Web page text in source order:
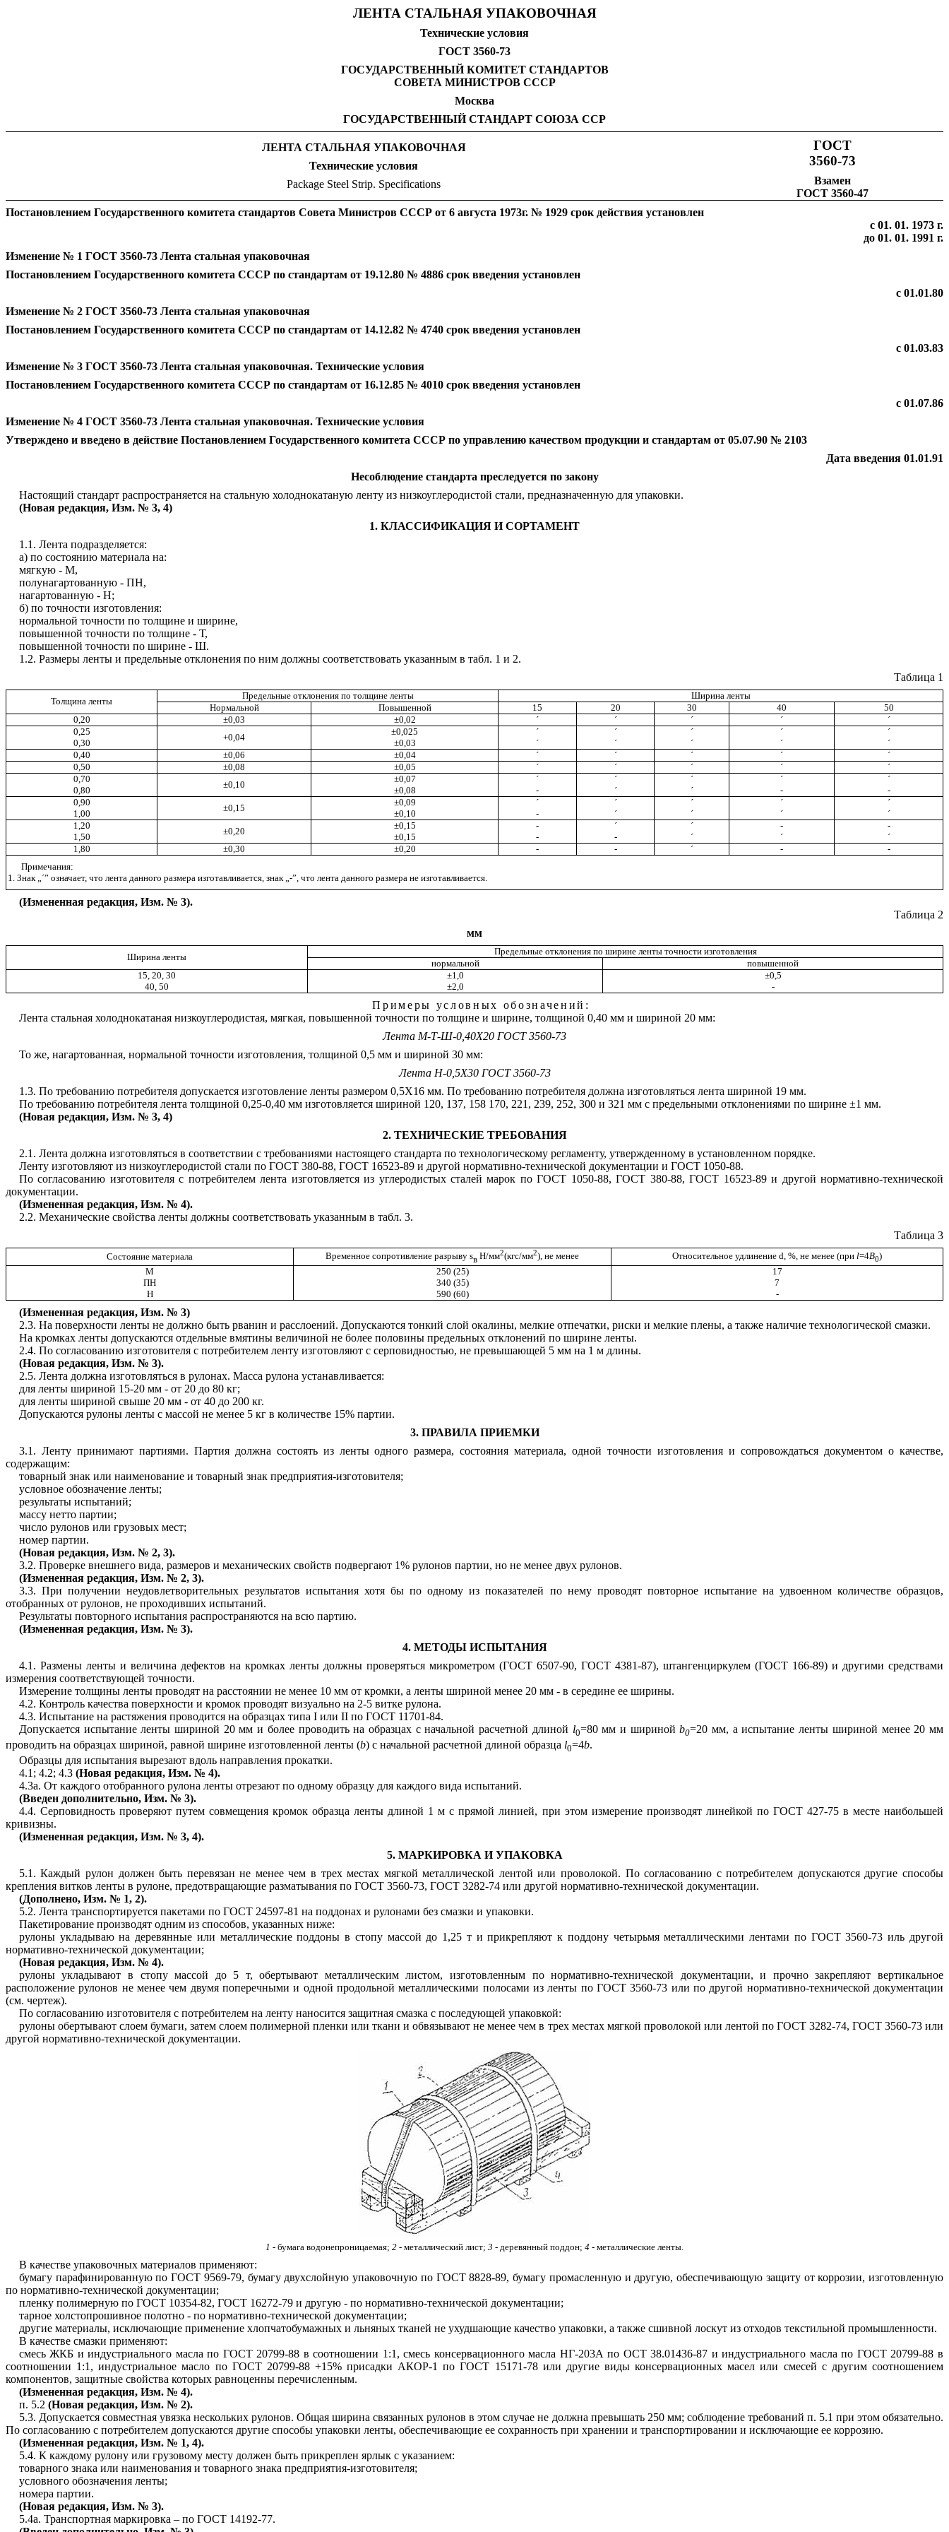
ЛЕНТА СТАЛЬНАЯ УПАКОВОЧНАЯ
Технические условия
ГОСТ 3560-73
ГОСУДАРСТВЕННЫЙ КОМИТЕТ СТАНДАРТОВ
СОВЕТА МИНИСТРОВ СССР
Москва
ГОСУДАРСТВЕННЫЙ СТАНДАРТ СОЮЗА ССР
ЛЕНТА СТАЛЬНАЯ УПАКОВОЧНАЯ
Технические условия
Package Steel Strip. Specifications
ГОСТ
3560-73
Взамен
ГОСТ 3560-47
Постановлением Государственного комитета стандартов Совета Министров СССР от 6 августа 1973г. № 1929 срок действия установлен
с 01. 01. 1973 г.
до 01. 01. 1991 г.
Изменение № 1 ГОСТ 3560-73 Лента стальная упаковочная
Постановлением Государственного комитета СССР по стандартам от 19.12.80 № 4886 срок введения установлен
с 01.01.80
Изменение № 2 ГОСТ 3560-73 Лента стальная упаковочная
Постановлением Государственного комитета СССР по стандартам от 14.12.82 № 4740 срок введения установлен
с 01.03.83
Изменение № 3 ГОСТ 3560-73 Лента стальная упаковочная. Технические условия
Постановлением Государственного комитета СССР по стандартам от 16.12.85 № 4010 срок введения установлен
с 01.07.86
Изменение № 4 ГОСТ 3560-73 Лента стальная упаковочная. Технические условия
Утверждено и введено в действие Постановлением Государственного комитета СССР по управлению качеством продукции и стандартам от 05.07.90 № 2103
Дата введения 01.01.91
Несоблюдение стандарта преследуется по закону
Настоящий стандарт распространяется на стальную холоднокатаную ленту из низкоуглеродистой стали, предназначенную для упаковки.
(Новая редакция, Изм. № 3, 4)
1. КЛАССИФИКАЦИЯ И СОРТАМЕНТ
1.1. Лента подразделяется:
а) по состоянию материала на:
мягкую - М,
полунагартованную - ПН,
нагартованную - Н;
б) по точности изготовления:
нормальной точности по толщине и ширине,
повышенной точности по толщине - Т,
повышенной точности по ширине - Ш.
1.2. Размеры ленты и предельные отклонения по ним должны соответствовать указанным в табл. 1 и 2.
Таблица 1
Толщина ленты
Предельные отклонения по толщине ленты
Ширина ленты
Нормальной
Повышенной 15 20 30 40
50
0,20
±0,03 ±0,02 ´ ´ ´ ´
´
0,25
+0,04
±0,025 ´ ´ ´ ´
´
0,30
±0,03 ´ ´ ´ ´
´
0,40
±0,06 ±0,04 ´ ´ ´ ´
´
0,50
±0,08 ±0,05 ´ ´ ´ ´
´
0,70
±0,10
±0,07 ´ ´ ´ ´
´
0,80
±0,08 - ´ ´ -
-
0,90
±0,15
±0,09 ´ ´ ´ ´
´
1,00
±0,10 - ´ ´ ´
´
1,20
±0,20
±0,15 - ´ ´ -
-
1,50
±0,15 - - ´ ´
´
1,80
±0,30 ±0,20 - - ´ -
-
Примечания:
1. Знак „´” означает, что лента данного размера изготавливается, знак „-”, что лента данного размера не изготавливается.
(Измененная редакция, Изм. № 3).
Таблица 2
мм
Ширина ленты
Предельные отклонения по ширине ленты точности изготовления
нормальной
повышенной
15, 20, 30
±1,0
±0,5
40, 50
±2,0 -
Примеры условных обозначений:
Лента стальная холоднокатаная низкоуглеродистая, мягкая, повышенной точности по толщине и ширине, толщиной 0,40 мм и шириной 20 мм:
Лента М-Т-Ш-0,40Х20 ГОСТ 3560-73
То же, нагартованная, нормальной точности изготовления, толщиной 0,5 мм и шириной 30 мм:
Лента Н-0,5Х30 ГОСТ 3560-73
1.3. По требованию потребителя допускается изготовление ленты размером 0,5Х16 мм. По требованию потребителя должна изготовляться лента шириной 19 мм.
По требованию потребителя лента толщиной 0,25-0,40 мм изготовляется шириной 120, 137, 158 170, 221, 239, 252, 300 и 321 мм с предельными отклонениями по ширине ±1 мм.
(Новая редакция, Изм. № 3, 4)
2. ТЕХНИЧЕСКИЕ ТРЕБОВАНИЯ
2.1. Лента должна изготовляться в соответствии с требованиями настоящего стандарта по технологическому регламенту, утвержденному в установленном порядке.
Ленту изготовляют из низкоуглеродистой стали по ГОСТ 380-88, ГОСТ 16523-89 и другой нормативно-технической документации и ГОСТ 1050-88.
По согласованию изготовителя с потребителем лента изготовляется из углеродистых сталей марок по ГОСТ 1050-88, ГОСТ 380-88, ГОСТ 16523-89 и другой нормативно-технической
документации.
(Измененная редакция, Изм. № 4).
2.2. Механические свойства ленты должны соответствовать указанным в табл. 3.
Таблица 3
Состояние материала Временное сопротивление разрыву sв Н/мм2(кгс/мм2), не менее Относительное удлинение d, %, не менее (при l=4В0)
М
250 (25)
17
ПН
340 (35)
7
Н
590 (60) -
(Измененная редакция, Изм. № 3)
2.3. На поверхности ленты не должно быть рванин и расслоений. Допускаются тонкий слой окалины, мелкие отпечатки, риски и мелкие плены, а также наличие технологической смазки.
На кромках ленты допускаются отдельные вмятины величиной не более половины предельных отклонений по ширине ленты.
2.4. По согласованию изготовителя с потребителем ленту изготовляют с серповидностью, не превышающей 5 мм на 1 м длины.
(Новая редакция, Изм. № 3).
2.5. Лента должна изготовляться в рулонах. Масса рулона устанавливается:
для ленты шириной 15-20 мм - от 20 до 80 кг;
для ленты шириной свыше 20 мм - от 40 до 200 кг.
Допускаются рулоны ленты с массой не менее 5 кг в количестве 15% партии.
3. ПРАВИЛА ПРИЕМКИ
3.1. Ленту принимают партиями. Партия должна состоять из ленты одного размера, состояния материала, одной точности изготовления и сопровождаться документом о качестве,
содержащим:
товарный знак или наименование и товарный знак предприятия-изготовителя;
условное обозначение ленты;
результаты испытаний;
массу нетто партии;
число рулонов или грузовых мест;
номер партии.
(Новая редакция, Изм. № 2, 3).
3.2. Проверке внешнего вида, размеров и механических свойств подвергают 1% рулонов партии, но не менее двух рулонов.
(Измененная редакция, Изм. № 2, 3).
3.3. При получении неудовлетворительных результатов испытания хотя бы по одному из показателей по нему проводят повторное испытание на удвоенном количестве образцов,
отобранных от рулонов, не проходивших испытаний.
Результаты повторного испытания распространяются на всю партию.
(Измененная редакция, Изм. № 3).
4. МЕТОДЫ ИСПЫТАНИЯ
4.1. Размены ленты и величина дефектов на кромках ленты должны проверяться микрометром (ГОСТ 6507-90, ГОСТ 4381-87), штангенциркулем (ГОСТ 166-89) и другими средствами
измерения соответствующей точности.
Измерение толщины ленты проводят на расстоянии не менее 10 мм от кромки, а ленты шириной менее 20 мм - в середине ее ширины.
4.2. Контроль качества поверхности и кромок проводят визуально на 2-5 витке рулона.
4.3. Испытание на растяжения проводится на образцах типа I или II по ГОСТ 11701-84.
Допускается испытание ленты шириной 20 мм и более проводить на образцах с начальной расчетной длиной l0=80 мм и ширинойb0=20 мм, а испытание ленты шириной менее 20 мм
проводить на образцах шириной, равной ширине изготовленной ленты (b) с начальной расчетной длиной образца l0=4b.
Образцы для испытания вырезают вдоль направления прокатки.
4.1; 4.2; 4.3 (Новая редакция, Изм. № 4).
4.3а. От каждого отобранного рулона ленты отрезают по одному образцу для каждого вида испытаний.
(Введен дополнительно, Изм. № 3).
4.4. Серповидность проверяют путем совмещения кромок образца ленты длиной 1 м с прямой линией, при этом измерение производят линейкой по ГОСТ 427-75 в месте наибольшей
кривизны.
(Измененная редакция, Изм. № 3, 4).
5. МАРКИРОВКА И УПАКОВКА
5.1.Каждый рулон должен быть перевязан не менее чем в трех местах мягкой металлической лентой или проволокой. По согласованию с потребителем допускаются другие способы
крепления витков ленты в рулоне, предотвращающие разматывания по ГОСТ 3560-73, ГОСТ 3282-74 или другой нормативно-технической документации.
(Дополнено, Изм. № 1, 2).
5.2. Лента транспортируется пакетами по ГОСТ 24597-81 на поддонах и рулонами без смазки и упаковки.
Пакетирование производят одним из способов, указанных ниже:
рулоны укладываю на деревянные или металлические поддоны в стопу массой до 1,25 т и прикрепляют к поддону четырьмя металлическими лентами по ГОСТ 3560-73 иль другой
нормативно-технической документации;
(Новая редакция, Изм. № 4).
рулоны укладывают в стопу массой до 5 т, обертывают металлическим листом, изготовленным по нормативно-технической документации, и прочно закрепляют вертикальное
расположение рулонов не менее чем двумя поперечными и одной продольной металлическими полосами из ленты по ГОСТ 3560-73 или по другой нормативно-технической документации
(см. чертеж).
По согласованию изготовителя с потребителем на ленту наносится защитная смазка с последующей упаковкой:
рулоны обертывают слоем бумаги, затем слоем полимерной пленки или ткани и обвязывают не менее чем в трех местах мягкой проволокой или лентой по ГОСТ 3282-74, ГОСТ 3560-73 или
другой нормативно-технической документации.
1 - бумага водонепроницаемая; 2 - металлический лист; 3 - деревянный поддон; 4 - металлические ленты.
В качестве упаковочных материалов применяют:
бумагу парафинированную по ГОСТ 9569-79, бумагу двухслойную упаковочную по ГОСТ 8828-89, бумагу промасленную и другую, обеспечивающую защиту от коррозии, изготовленную
по нормативно-технической документации;
пленку полимерную по ГОСТ 10354-82, ГОСТ 16272-79 и другую - по нормативно-технической документации;
тарное холстопрошивное полотно - по нормативно-технической документации;
другие материалы, исключающие применение хлопчатобумажных и льняных тканей не ухудшающие качество упаковки, а также сшивной лоскут из отходов текстильной промышленности.
В качестве смазки применяют:
смесь ЖКБ и индустриального масла по ГОСТ 20799-88 в соотношении 1:1, смесь консервационного масла НГ-203А по ОСТ 38.01436-87 и индустриального масла по ГОСТ 20799-88 в
соотношении 1:1, индустриальное масло по ГОСТ 20799-88 +15% присадки АКОР-1 по ГОСТ 15171-78 или другие виды консервационных масел или смесей с другим соотношением
компонентов, защитные свойства которых равноценны перечисленным.
(Измененная редакция, Изм. № 4).
п. 5.2 (Новая редакция, Изм. № 2).
5.3. Допускается совместная увязка нескольких рулонов. Общая ширина связанных рулонов в этом случае не должна превышать 250 мм; соблюдение требований п. 5.1 при этом обязательно.
По согласованию с потребителем допускаются другие способы упаковки ленты, обеспечивающие ее сохранность при хранении и транспортировании и исключающие ее коррозию.
(Измененная редакция, Изм. № 1, 4).
5.4. К каждому рулону или грузовому месту должен быть прикреплен ярлык с указанием:
товарного знака или наименования и товарного знака предприятия-изготовителя;
условного обозначения ленты;
номера партии.
(Новая редакция, Изм. № 3).
5.4а. Транспортная маркировка – по ГОСТ 14192-77.